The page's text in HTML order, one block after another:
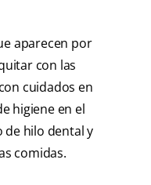
aparecen por
con las
cuidados en
higiene en el
de hilo dental y
comidas.